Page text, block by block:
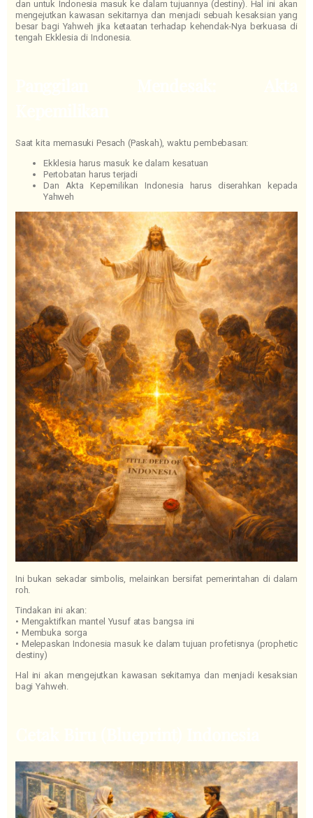
dan untuk Indonesia masuk ke dalam tujuannya (destiny). Hal ini akan
mengejutkan kawasan sekitarnya dan menjadi sebuah kesaksian yang
besar bagi Yahweh jika ketaatan terhadap kehendak-Nya berkuasa di
tengah Ekklesia di Indonesia.
Saat kita memasuki Pesach (Paskah), waktu pembebasan:
Ekklesia harus masuk ke dalam kesatuan
Pertobatan harus terjadi
Dan Akta Kepemilikan Indonesia harus diserahkan kepada
Yahweh
Ini bukan sekadar simbolis, melainkan bersifat pemerintahan di dalam
roh.
Tindakan ini akan:
• Mengaktifkan mantel Yusuf atas bangsa ini
• Membuka sorga
• Melepaskan Indonesia masuk ke dalam tujuan profetisnya (prophetic
destiny)
Hal ini akan mengejutkan kawasan sekitarnya dan menjadi kesaksian
bagi Yahweh.